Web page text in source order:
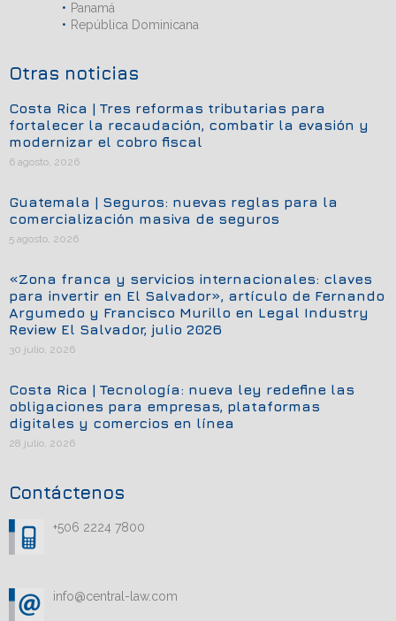
Panamá
República Dominicana
Otras noticias
Costa Rica | Tres reformas tributarias para
fortalecer la recaudación, combatir la evasión y
modernizar el cobro fiscal
6 agosto, 2026
Guatemala | Seguros: nuevas reglas para la
comercialización masiva de seguros
5 agosto, 2026
«Zona franca y servicios internacionales: claves
para invertir en El Salvador», artículo de Fernando
Argumedo y Francisco Murillo en Legal Industry
Review El Salvador, julio 2026
30 julio, 2026
Costa Rica | Tecnología: nueva ley redefine las
obligaciones para empresas, plataformas
digitales y comercios en línea
28 julio, 2026
Contáctenos
+506 2224 7800
info@central-law.com